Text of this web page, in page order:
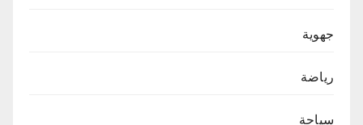
جهوية
رياضة
سياحة